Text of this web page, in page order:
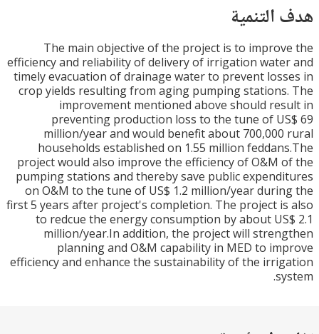
The main objective of the project is to
efficiency and reliability of delivery of irrigation
timely evacuation of drainage water to prevent
crop yields resulting from aging pumping
improvement mentioned above should
preventing production loss to the tune of
million/year and would benefit about
households established on 1.55 million
project would also improve the efficiency of O&M
pumping stations and thereby save public
on O&M to the tune of US$ 1.2 million/year
first 5 years after project's completion. The project
to redcue the energy consumption by about
million/year.In addition, the project will
planning and O&M capability in MED to
efficiency and enhance the sustainability of the